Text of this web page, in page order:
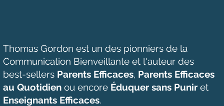
Thomas Gordon est un des pionniers de la
Communication Bienveillante et l'auteur des
best-sellers Parents Efficaces, Parents Efficaces
au Quotidien ou encore Éduquer sans Punir et
Enseignants Efficaces.